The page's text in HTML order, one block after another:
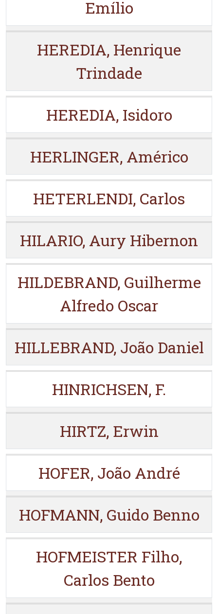
Emílio
HEREDIA, Henrique
Trindade
HEREDIA, Isidoro
HERLINGER, Américo
HETERLENDI, Carlos
HILARIO, Aury Hibernon
HILDEBRAND, Guilherme
Alfredo Oscar
HILLEBRAND, João Daniel
HINRICHSEN, F.
HIRTZ, Erwin
HOFER, João André
HOFMANN, Guido Benno
HOFMEISTER Filho,
Carlos Bento